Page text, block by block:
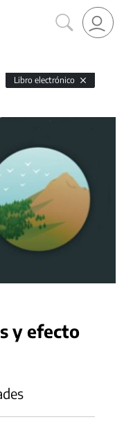
Libro electrónico
y efecto